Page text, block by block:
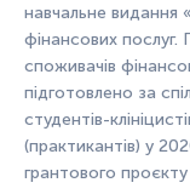
навчальне видання
фінансових послуг.
споживачів
підготовлено за
студентів-
(практикантів) у
грантового